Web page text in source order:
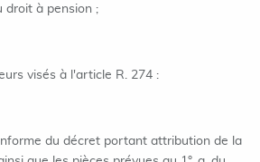
droit à pension ;
visés à l'article R. 274 :
du décret portant attribution de la